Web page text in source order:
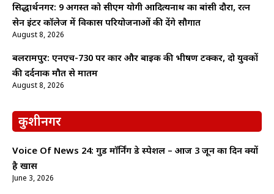
सिद्धार्थनगर: 9 अगस्त को सीएम योगी आदित्यनाथ का बांसी दौरा, रत्न
सेन इंटर कॉलेज में विकास परियोजनाओं की देंगे सौगात
August 8, 2026
बलरामपुर: एनएच-730 पर कार और बाइक की भीषण टक्कर, दो युवकों
की दर्दनाक मौत से मातम
August 8, 2026
कुशीनगर
Voice Of News 24: गुड माॅर्निंग डे स्पेशल – आज 3 जून का दिन क्यों
है खास
June 3, 2026